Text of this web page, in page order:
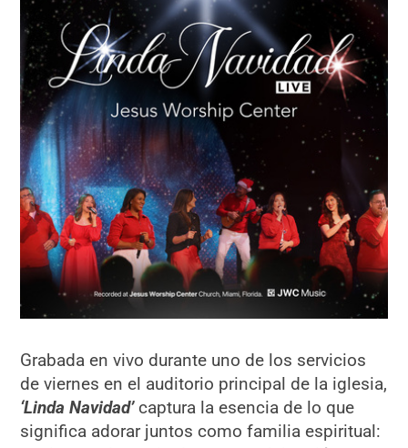
Grabada en vivo durante uno de los servicios
de viernes en el auditorio principal de la iglesia,
‘Linda Navidad’captura la esencia de lo que
significa adorar juntos como familia espiritual: